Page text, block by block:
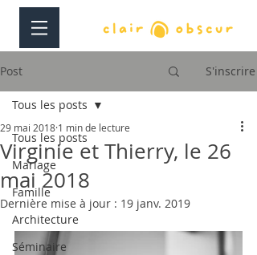
Post S'inscrire
Tous les posts
Mariage
Famille
Architecture
Séminaire
Tous les posts
Virginie et Thierry, le 26
mai 2018
29 mai 2018 1 min de lecture
Dernière mise à jour : 19 janv. 2019